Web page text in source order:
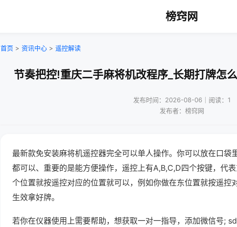
榜窍网
首页 > 资讯中心 > 遥控解读
节奏把控!重庆二手麻将机改程序_长期打牌怎
发布时间：2026-08-06｜阅读：1
发布者：榜窍网
最新款免安装麻将机遥控器完全可以单人操作。你可以放在口袋
都可以、重要的是能方便操作，遥控上有A,B,C,D四个按键，代
个位置就按遥控对应的位置就可以，例如你做在东位置就按遥控
生效拿好牌。
若你在仪器使用上需要帮助，想获取一对一指导，添加微信号;